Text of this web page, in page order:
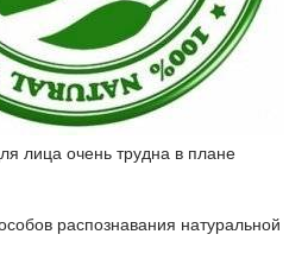
лица очень трудна в плане
распознавания натуральной